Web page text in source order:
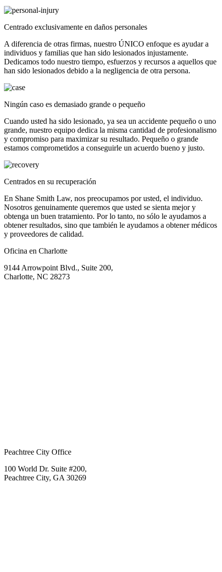
Centrado exclusivamente en daños personales
A diferencia de otras firmas, nuestro ÚNICO enfoque es ayudar a
individuos y familias que han sido lesionados injustamente.
Dedicamos todo nuestro tiempo, esfuerzos y recursos a aquellos que
han sido lesionados debido a la negligencia de otra persona.
Ningún caso es demasiado grande o pequeño
Cuando usted ha sido lesionado, ya sea un accidente pequeño o uno
grande, nuestro equipo dedica la misma cantidad de profesionalismo
y compromiso para maximizar su resultado. Pequeño o grande
estamos comprometidos a conseguirle un acuerdo bueno y justo.
Centrados en su recuperación
En Shane Smith Law, nos preocupamos por usted, el individuo.
Nosotros genuinamente queremos que usted se sienta mejor y
obtenga un buen tratamiento. Por lo tanto, no sólo le ayudamos a
obtener resultados, sino que también le ayudamos a obtener médicos
y proveedores de calidad.
Oficina en Charlotte
9144 Arrowpoint Blvd., Suite 200,
Charlotte, NC 28273
Peachtree City Office
100 World Dr. Suite #200,
Peachtree City, GA 30269